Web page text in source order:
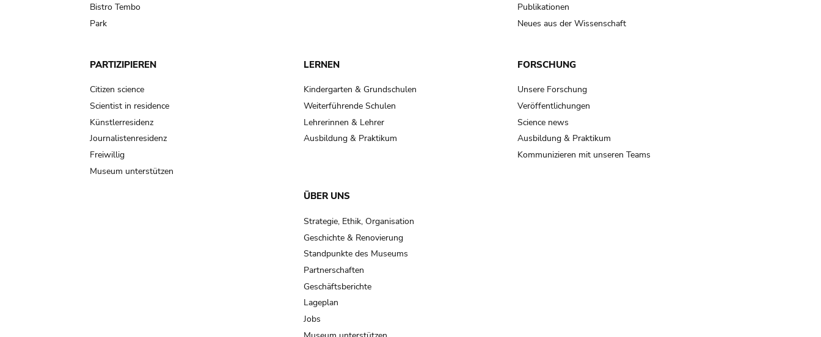
Bistro Tembo
Park
Publikationen
Neues aus der Wissenschaft
PARTIZIPIEREN
Citizen science
Scientist in residence
Künstlerresidenz
Journalistenresidenz
Freiwillig
Museum unterstützen
LERNEN
Kindergarten & Grundschulen
Weiterführende Schulen
Lehrerinnen & Lehrer
Ausbildung & Praktikum
FORSCHUNG
Unsere Forschung
Veröffentlichungen
Science news
Ausbildung & Praktikum
Kommunizieren mit unseren Teams
ÜBER UNS
Strategie, Ethik, Organisation
Geschichte & Renovierung
Standpunkte des Museums
Partnerschaften
Geschäftsberichte
Lageplan
Jobs